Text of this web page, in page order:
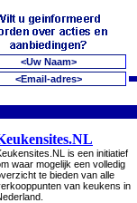
is een initiatief
waar mogelijk een volledig
te bieden van alle
van keukens in